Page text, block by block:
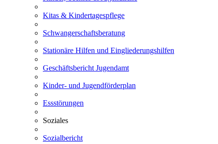
Kitas & Kindertagespflege
Schwangerschaftsberatung
Stationäre Hilfen und Eingliederungshilfen
Geschäftsbericht Jugendamt
Kinder- und Jugendförderplan
Essstörungen
Soziales
Sozialbericht